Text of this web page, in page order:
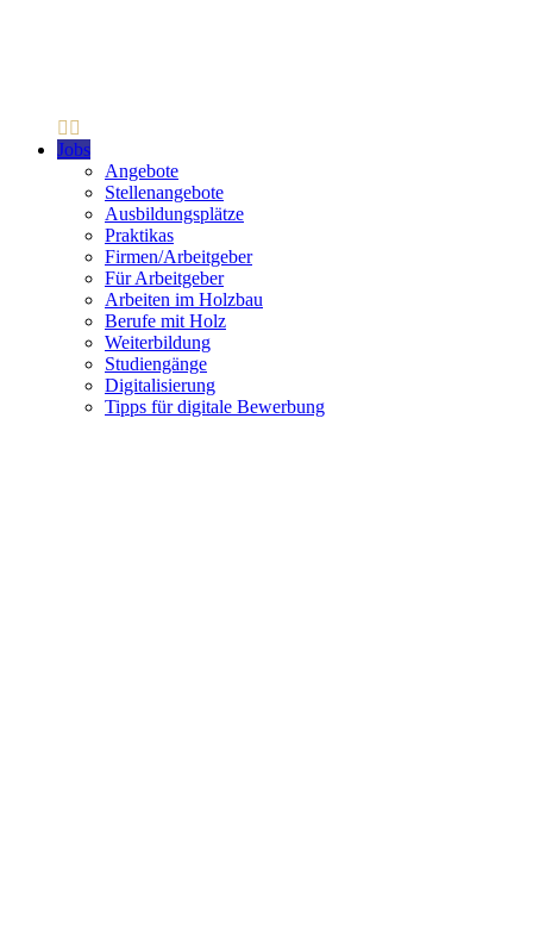
Jobs
Angebote
Stellenangebote
Ausbildungsplätze
Praktikas
Firmen/Arbeitgeber
Für Arbeitgeber
Arbeiten im Holzbau
Berufe mit Holz
Weiterbildung
Studiengänge
Digitalisierung
Tipps für digitale Bewerbung